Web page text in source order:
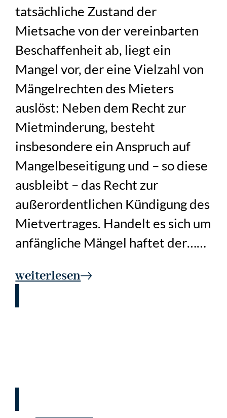
tatsächliche Zustand der
Mietsache von der vereinbarten
Beschaffenheit ab, liegt ein
Mangel vor, der eine Vielzahl von
Mängelrechten des Mieters
auslöst: Neben dem Recht zur
Mietminderung, besteht
insbesondere ein Anspruch auf
Mangelbeseitigung und – so diese
ausbleibt – das Recht zur
außerordentlichen Kündigung des
Mietvertrages. Handelt es sich um
anfängliche Mängel haftet der……
weiterlesen